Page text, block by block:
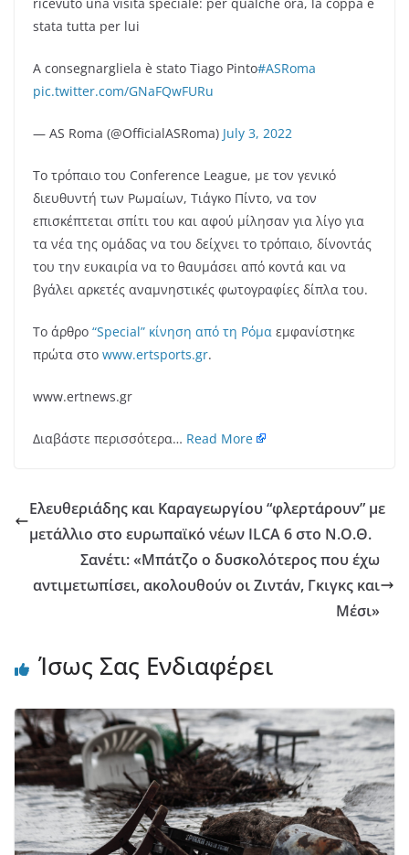
stata tutta per lui
A consegnargliela è stato Tiago Pinto#ASRoma
pic.twitter.com/GNaFQwFURu
— AS Roma (@OfficialASRoma) July 3, 2022
Το τρόπαιο του Conference League, με τον γενικό
διευθυντή των Ρωμαίων, Τιάγκο Πίντο, να τον
επισκέπτεται σπίτι του και αφού μίλησαν για λίγο για
τα νέα της ομάδας να του δείχνει το τρόπαιο, δίνοντάς
του την ευκαιρία να το θαυμάσει από κοντά και να
βγάλει αρκετές αναμνηστικές φωτογραφίες δίπλα του.
Το άρθρο “Special” κίνηση από τη Ρόμα εμφανίστηκε
πρώτα στο www.ertsports.gr.
www.ertnews.gr
Διαβάστε περισσότερα… Read More
Ελευθεριάδης και Καραγεωργίου “φλερτάρουν” με
μετάλλιο στο ευρωπαϊκό νέων ILCA 6 στο Ν.Ο.Θ.
Σανέτι: «Μπάτζο ο δυσκολότερος που έχω
αντιμετωπίσει, ακολουθούν οι Ζιντάν, Γκιγκς και
Μέσι»
Ίσως Σας Ενδιαφέρει